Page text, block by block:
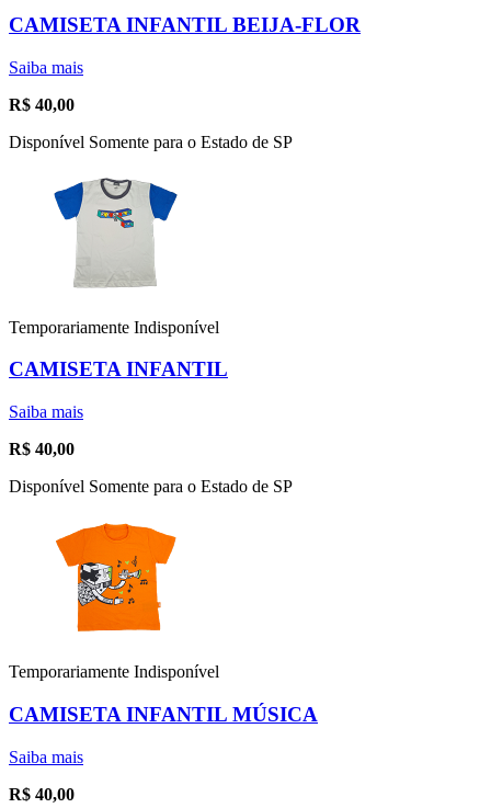
CAMISETA INFANTIL BEIJA-FLOR
Saiba mais
R$ 40,00
Disponível Somente para o Estado de SP
Temporariamente Indisponível
CAMISETA INFANTIL
Saiba mais
R$ 40,00
Disponível Somente para o Estado de SP
Temporariamente Indisponível
CAMISETA INFANTIL MÚSICA
Saiba mais
R$ 40,00